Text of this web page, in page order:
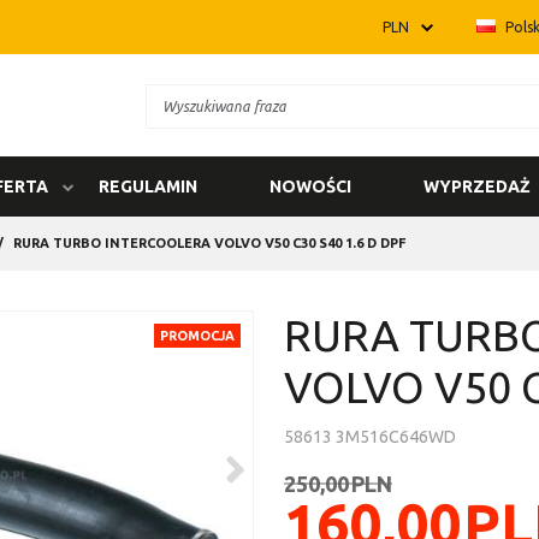
PLN
REGULAMIN NOWOŚCI WYPRZEDAŻ
RURA TURBO INTERCOOLERA VOLVO V50 C30 S40 1.6 D DPF
PROMOCJA
RURA
VOLVO V50
58613 3M516C646WD
250,00PLN
160,00